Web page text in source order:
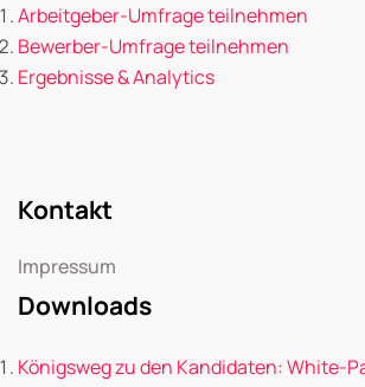
Arbeitgeber-Umfrage teilnehmen
Bewerber-Umfrage teilnehmen
Ergebnisse & Analytics
Kontakt
Impressum
Downloads
Königsweg zu den Kandidaten: White-